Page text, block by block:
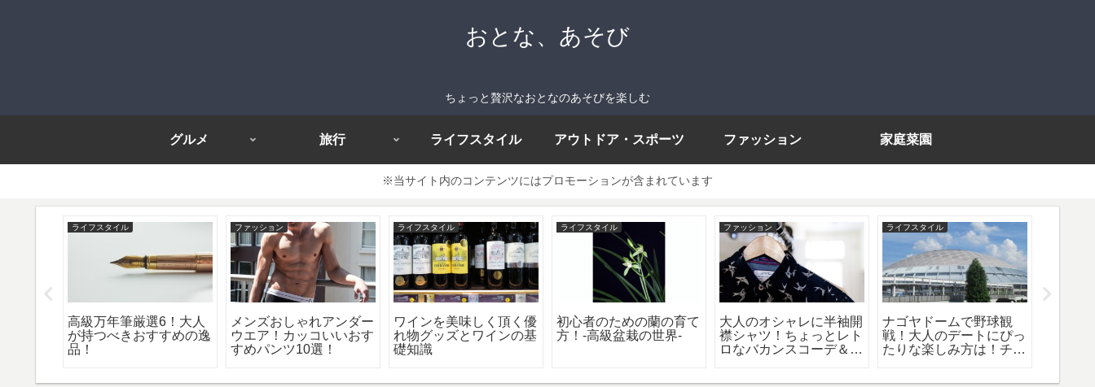
おとな、あそび
ちょっと贅沢なおとなのあそびを楽しむ
グルメ 旅行 ライフスタイル アウトドア・スポーツ ファッション 家庭菜園
※当サイト内のコンテンツにはプロモーションが含まれています
ライフスタイル
高級万年筆厳選6！大人
が持つべきおすすめの逸
品！
ファッション
メンズおしゃれアンダー
ウエア！カッコいいおす
すめパンツ10選！
ライフスタイル
ワインを美味しく頂く優
れ物グッズとワインの基
礎知識
ライフスタイル
初心者のための蘭の育て
方！-高級盆栽の世界-
ファッション
大人のオシャレに半袖開
襟シャツ！ちょっとレト
ロなバカンスコーデ＆お
ライフスタイル
ナゴヤドームで野球観
戦！大人のデートにぴっ
たりな楽しみ方は！チケ